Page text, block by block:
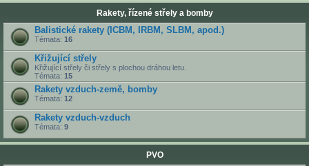
Rakety, řízené střely a bomby
Balistické rakety (ICBM, IRBM, SLBM, apod.)
Témata: 16
Křižující střely
Křižující střely či střely s plochou dráhou letu.
Témata: 15
Rakety vzduch-země, bomby
Témata: 12
Rakety vzduch-vzduch
Témata: 9
PVO